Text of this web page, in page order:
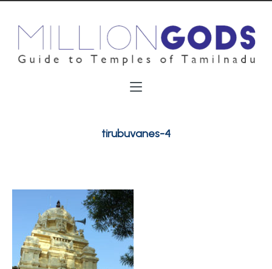
tirubuvanes-4